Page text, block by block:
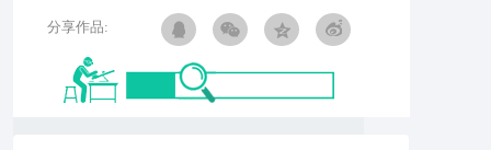
分享作品: